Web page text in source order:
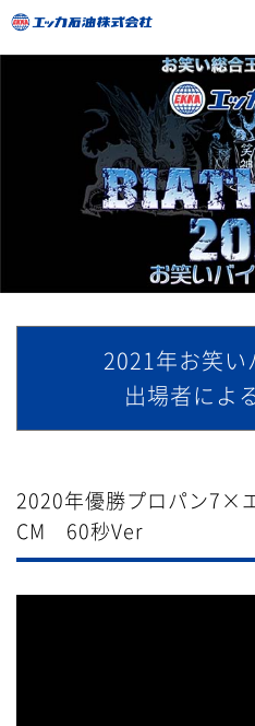
2021年お笑い
出場者によ
2020年優勝プロパン7×
CM 60秒Ver